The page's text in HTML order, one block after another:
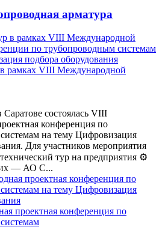
арматура
рамках VIII Международной
состоялась VIII
конференция по
на тему Цифровизация
Для участников мероприятия
тур на предприятия ⚙
— АО С...
проектная конференция по